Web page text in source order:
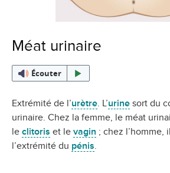
Méat urinaire
Écouter
Extrémité de l’urètre . L’urine sort du
urinaire. Chez la femme, le méat
le clitoris et le vagin ; chez l’homme,
l’extrémité du pénis